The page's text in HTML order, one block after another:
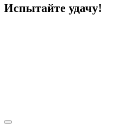
Испытайте удачу!